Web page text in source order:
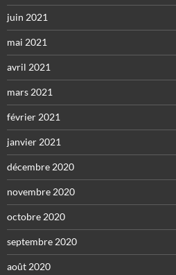
juin 2021
mai 2021
avril 2021
mars 2021
février 2021
janvier 2021
décembre 2020
novembre 2020
octobre 2020
septembre 2020
août 2020